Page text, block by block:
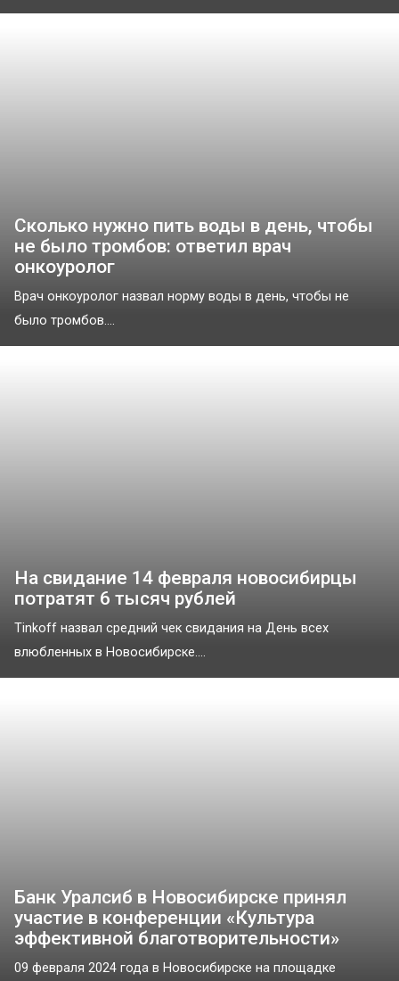
Сколько нужно пить воды в день, чтобы
не было тромбов: ответил врач
онкоуролог
Врач онкоуролог назвал норму воды в день, чтобы не
было тромбов....
На свидание 14 февраля новосибирцы
потратят 6 тысяч рублей
Tinkoff назвал средний чек свидания на День всех
влюбленных в Новосибирске....
Банк Уралсиб в Новосибирске принял
участие в конференции «Культура
эффективной благотворительности»
09 февраля 2024 года в Новосибирске на площадке